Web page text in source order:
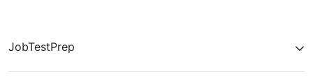
JobTestPrep